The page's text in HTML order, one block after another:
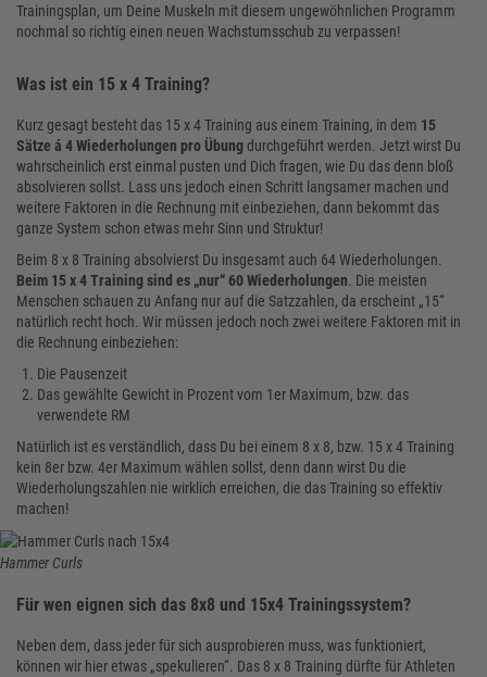
Trainingsplan, um Deine Muskeln mit diesem ungewöhnlichen Programm
nochmal so richtig einen neuen Wachstumsschub zu verpassen!
Was ist ein 15 x 4 Training?
Kurz gesagt besteht das 15 x 4 Training aus einem Training, in dem 15
Sätze á 4 Wiederholungen pro Übungdurchgeführt werden. Jetzt wirst Du
wahrscheinlich erst einmal pusten und Dich fragen, wie Du das denn bloß
absolvieren sollst. Lass uns jedoch einen Schritt langsamer machen und
weitere Faktoren in die Rechnung mit einbeziehen, dann bekommt das
ganze System schon etwas mehr Sinn und Struktur!
Beim 8 x 8 Training absolvierst Du insgesamt auch 64 Wiederholungen.
Beim 15 x 4 Training sind es „nur“ 60 Wiederholungen. Die meisten
Menschen schauen zu Anfang nur auf die Satzzahlen, da erscheint „15“
natürlich recht hoch. Wir müssen jedoch noch zwei weitere Faktoren mit in
die Rechnung einbeziehen:
Die Pausenzeit
Das gewählte Gewicht in Prozent vom 1er Maximum, bzw. das
verwendete RM
Natürlich ist es verständlich, dass Du bei einem 8 x 8, bzw. 15 x 4 Training
kein 8er bzw. 4er Maximum wählen sollst, denn dann wirst Du die
Wiederholungszahlen nie wirklich erreichen, die das Training so effektiv
machen!
Hammer Curls
Für wen eignen sich das 8x8 und 15x4 Trainingssystem?
Neben dem, dass jeder für sich ausprobieren muss, was funktioniert,
können wir hier etwas „spekulieren“. Das 8 x 8 Training dürfte für Athleten